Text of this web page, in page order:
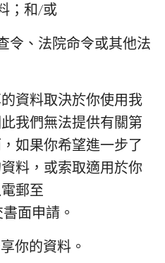
；和/或
令、法院命令或其他法
資料取決於你使用我
我們無法提供有關第
如果你希望進一步了
料，或索取適用於你
郵至
面申請。
你的資料。